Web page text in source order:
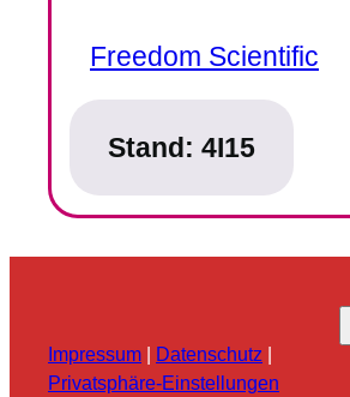
Freedom Scientific
Stand: 4I15
Impressum | Datenschutz |
Privatsphäre-Einstellungen